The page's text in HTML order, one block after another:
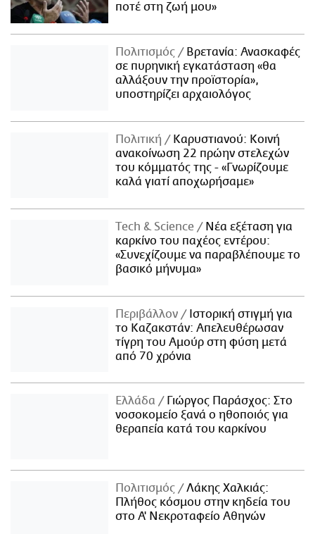
ποτέ στη ζωή μου»
Πολιτισμός
Βρετανία: Ανασκαφές
σε πυρηνική εγκατάσταση «θα
αλλάξουν την προϊστορία»,
υποστηρίζει αρχαιολόγος
Πολιτική
Καρυστιανού: Κοινή
ανακοίνωση 22 πρώην στελεχών
του κόμματός της - «Γνωρίζουμε
καλά γιατί αποχωρήσαμε»
Τech & Science
Νέα εξέταση για
καρκίνο του παχέος εντέρου:
«Συνεχίζουμε να παραβλέπουμε το
βασικό μήνυμα»
Περιβάλλον
Ιστορική στιγμή για
το Καζακστάν: Απελευθέρωσαν
τίγρη του Αμούρ στη φύση μετά
από 70 χρόνια
Ελλάδα
Γιώργος Παράσχος: Στο
νοσοκομείο ξανά ο ηθοποιός για
θεραπεία κατά του καρκίνου
Πολιτισμός
Λάκης Χαλκιάς:
Πλήθος κόσμου στην κηδεία του
στο Α' Νεκροταφείο Αθηνών